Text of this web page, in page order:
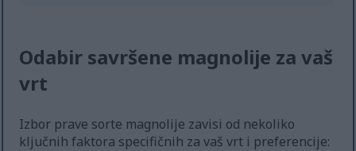
Odabir savršene magnolije za vaš
vrt
Izbor prave sorte magnolije zavisi od nekoliko
ključnih faktora specifičnih za vaš vrt i preferencije: